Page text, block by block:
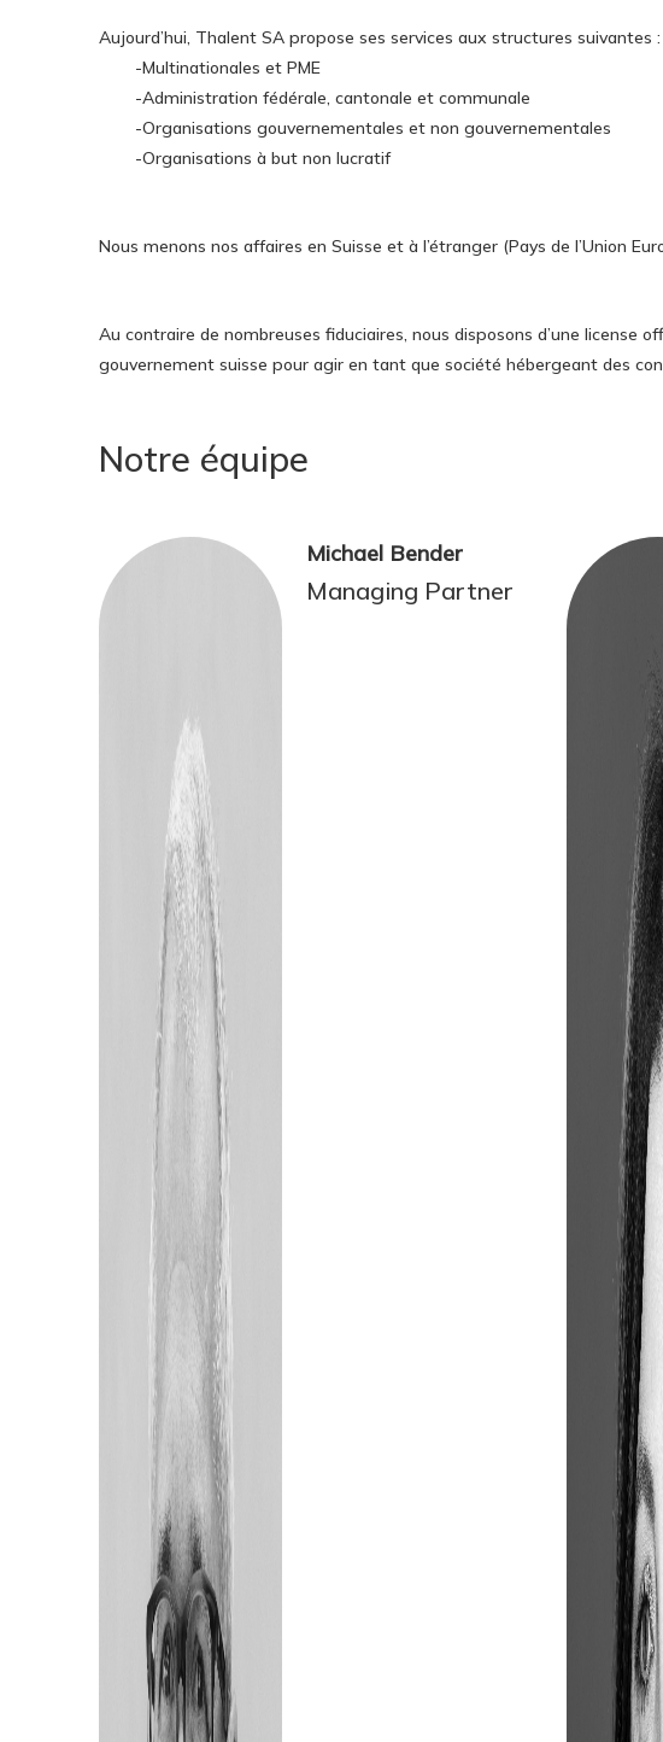
Aujourd’hui, Thalent SA propose ses services aux structures suivantes :
-Multinationales et PME
-Administration fédérale, cantonale et communale
-Organisations gouvernementales et non gouvernementales
-Organisations à but non lucratif
Nous menons nos affaires en Suisse et à l’étranger (Pays de l’Union
Au contraire de nombreuses fiduciaires, nous disposons d’une license
gouvernement suisse pour agir en tant que société hébergeant des
Notre équipe
Michael Bender
Managing Partner